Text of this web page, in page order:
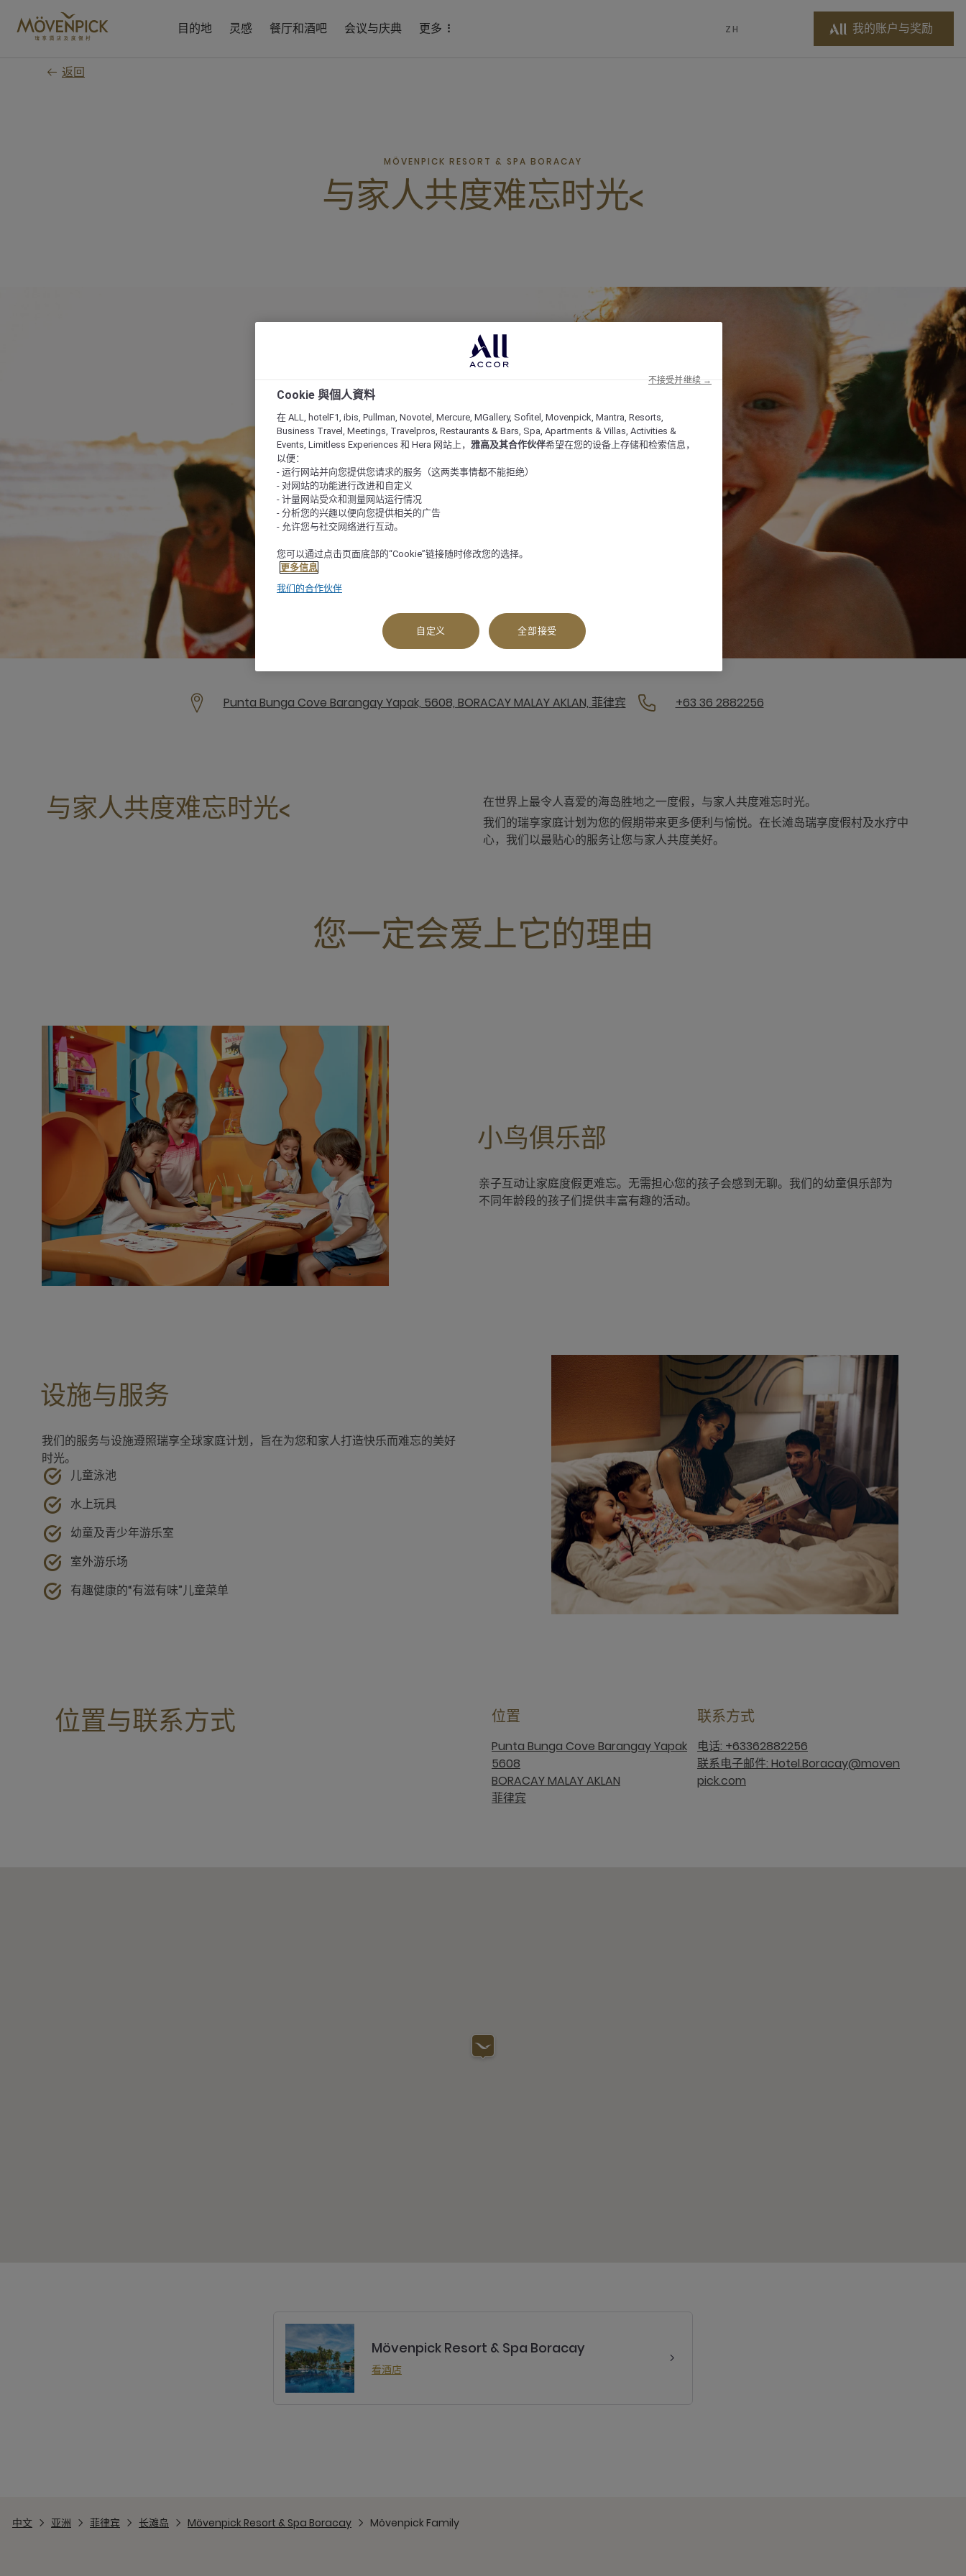
目的地 灵感 餐厅和酒吧 会议与庆典 更多 ZH 我的账户与奖励
返回
MÖVENPICK RESORT & SPA BORACAY
与家人共度难忘时光<
Punta Bunga Cove Barangay Yapak, 5608, BORACAY MALAY AKLAN, 菲律宾 +63 36 2882256
与家人共度难忘时光<
在世界上最令人喜爱的海岛胜地之一度假，与家人共度难忘时光。
我们的瑞享家庭计划为您的假期带来更多便利与愉悦。在长滩岛瑞享度假村及水疗中
心，我们以最贴心的服务让您与家人共度美好。
您一定会爱上它的理由
小鸟俱乐部
亲子互动让家庭度假更难忘。无需担心您的孩子会感到无聊。我们的幼童俱乐部为
不同年龄段的孩子们提供丰富有趣的活动。
设施与服务
我们的服务与设施遵照瑞享全球家庭计划，旨在为您和家人打造快乐而难忘的美好
时光。
儿童泳池
水上玩具
幼童及青少年游乐室
室外游乐场
有趣健康的“有滋有味”儿童菜单
位置与联系方式 位置
Punta Bunga Cove Barangay Yapak
5608
BORACAY MALAY AKLAN
菲律宾
联系方式
电话: +63362882256
联系电子邮件: Hotel.Boracay@moven
pick.com
Mövenpick Resort & Spa Boracay
看酒店
中文 亚洲 菲律宾 长滩岛 Mövenpick Resort & Spa Boracay Mövenpick Family
Cookie 與個人資料
在 ALL, hotelF1, ibis, Pullman, Novotel, Mercure, MGallery, Sofitel, Movenpick, Mantra, Resorts,
Business Travel, Meetings, Travelpros, Restaurants & Bars, Spa, Apartments & Villas, Activities &
Events, Limitless Experiences 和 Hera 网站上， 雅高及其合作伙伴希望在您的设备上存储和检索信息，
以便：
- 运行网站并向您提供您请求的服务（这两类事情都不能拒绝）
- 对网站的功能进行改进和自定义
- 计量网站受众和测量网站运行情况
- 分析您的兴趣以便向您提供相关的广告
- 允许您与社交网络进行互动。
您可以通过点击页面底部的“Cookie”链接随时修改您的选择。
更多信息
我们的合作伙伴
自定义 全部接受
不接受并继续 →